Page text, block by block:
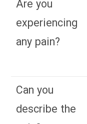
Are you
experiencing
any pain?
Can you
describe the